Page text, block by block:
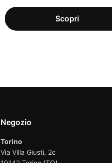
Negozio
Torino
Via Villa Giusti, 2c